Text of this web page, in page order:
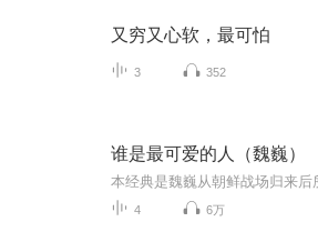
又穷又心软，最可怕
3 352
谁是最可爱的人（魏巍）
4 6万